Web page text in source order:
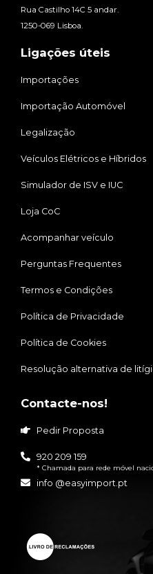
Rua Castilho 14C 5 andar.
1250-069 Lisboa.
Ligações úteis
Importações
Importação Automóvel
Legalização
Veículos Elétricos e Híbridos
Simulador de ISV e IUC
Loja CoC
Acompanhar veículo
Perguntas Frequentes
Termos e Condições
Política de Privacidade
Política de Cookies
Resolução alternativa de
Contacte-nos!
Pedir Proposta
920 209 159
* Chamada para rede móvel
info @easyimport.pt